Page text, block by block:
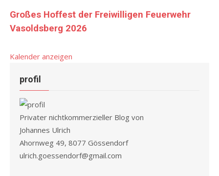
Großes Hoffest der Freiwilligen Feuerwehr
Vasoldsberg 2026
Kalender anzeigen
profil
Privater nichtkommerzieller Blog von
Johannes Ulrich
Ahornweg 49, 8077 Gössendorf
ulrich.goessendorf@gmail.com